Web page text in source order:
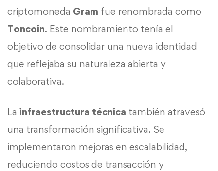
criptomoneda Gram fue renombrada como
Toncoin. Este nombramiento tenía el
objetivo de consolidar una nueva identidad
que reflejaba su naturaleza abierta y
colaborativa.
La infraestructura técnica también atravesó
una transformación significativa. Se
implementaron mejoras en escalabilidad,
reduciendo costos de transacción y